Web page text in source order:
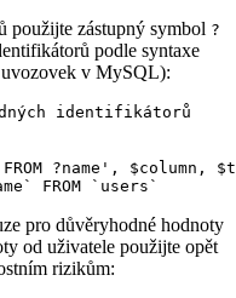
použijte zástupný symbol ?
podle syntaxe
uvozovek v MySQL):
identifikátorů
FROM ?name', $column,
pro důvěryhodné hodnoty
od uživatele použijte opět
rizikům: